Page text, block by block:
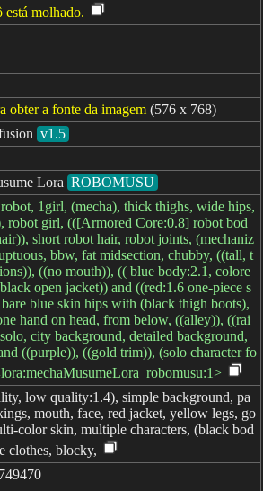
está molhado.
obter a fonte da imagem (576 x 768)
v1.5
Lora ROBOMUSU
1girl, (mecha), thick thighs, wide hips,
robot girl, (([Armored Core:0.8] robot bod
short robot hair, robot joints, (mechaniz
bbw, fat midsection, chubby, ((tall, t
((no mouth)), (( blue body:2.1, colore
open jacket)) and ((red:1.6 one-piece s
blue skin hips with (black thigh boots),
hand on head, from below, ((alley)), ((rai
city background, detailed background,
((purple)), ((gold trim)), (solo character fo
low quality:1.4), simple background, pa
mouth, face, red jacket, yellow legs, go
color skin, multiple characters, (black bod
clothes, blocky,